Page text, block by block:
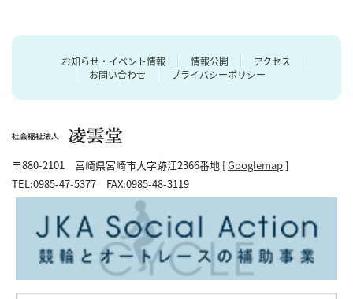
お知らせ・イベント情報 情報公開
アクセス
お問い合わせ
プライバシーポリシー
〒880-2101 宮崎県宮崎市大字跡江2366番地 [Googlemap]
TEL:0985-47-5377 FAX:0985-48-3119